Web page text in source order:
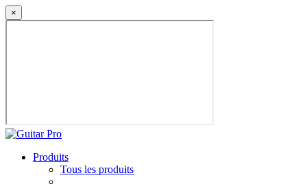
×
Produits
Tous les produits